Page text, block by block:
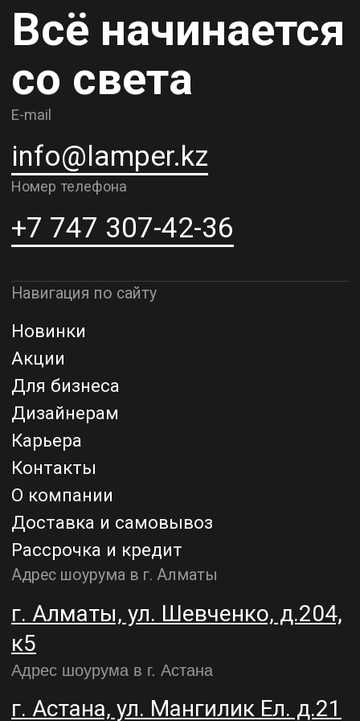
Контакты
О компании
Рассрочка и кредит
к5
Адрес шоурума в г. Астана
г. Астана, ул. Мангилик Ел. д.21
Благодарим за внимание к Lamper.kz.
До встречи в ваших будущих
Политика конфиденциальности